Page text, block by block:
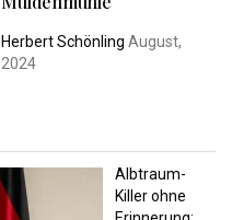
Herbert Schönling August,
2024
Albtraum-
Killer ohne